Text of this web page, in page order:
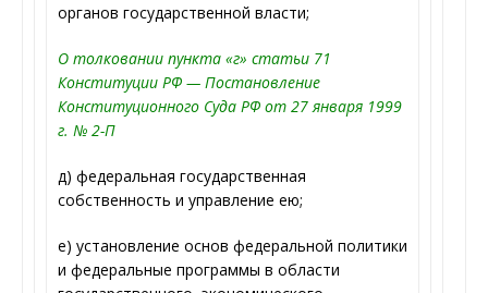
органов государственной власти;
О толковании пункта «г» статьи 71
Конституции РФ — Постановление
Конституционного Суда РФ от 27 января 1999
г. № 2-П
д) федеральная государственная
собственность и управление ею;
е) установление основ федеральной политики
и федеральные программы в области